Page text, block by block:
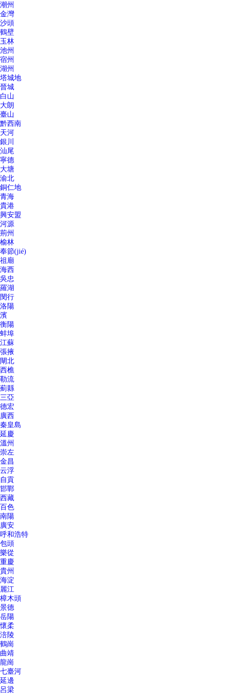
潮州
金灣
沙頭
鶴壁
玉林
池州
宿州
湖州
塔城地
晉城
白山
大朗
臺山
黔西南
天河
銀川
汕尾
寧德
大塘
渝北
銅仁地
青海
貴港
興安盟
河源
荊州
榆林
奉節(jié)
祖廟
海西
吳忠
羅湖
閔行
洛陽
濱
衡陽
蚌埠
江蘇
張掖
閘北
西樵
勒流
薊縣
三亞
德宏
廣西
秦皇島
延慶
溫州
崇左
金昌
云浮
自貢
邯鄲
西藏
百色
南陽
廣安
呼和浩特
包頭
樂從
重慶
貴州
海淀
麗江
樟木頭
景德
岳陽
懷柔
涪陵
鶴崗
曲靖
龍崗
七臺河
延邊
呂梁